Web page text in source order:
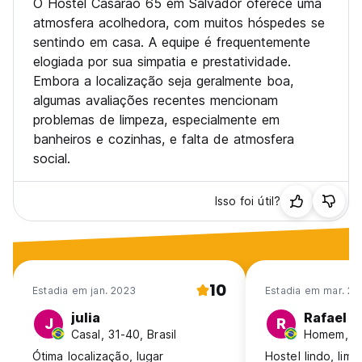
O Hostel Casarao 65 em Salvador oferece uma
atmosfera acolhedora, com muitos hóspedes se
sentindo em casa. A equipe é frequentemente
elogiada por sua simpatia e prestatividade.
Embora a localização seja geralmente boa,
algumas avaliações recentes mencionam
problemas de limpeza, especialmente em
banheiros e cozinhas, e falta de atmosfera
social.
Isso foi útil?
Estadia em jan. 2023 10
J julia
Casal, 31-40, Brasil
Ótima localização, lugar
Estadia em mar.
R Rafael
Homem,
Hostel lindo,